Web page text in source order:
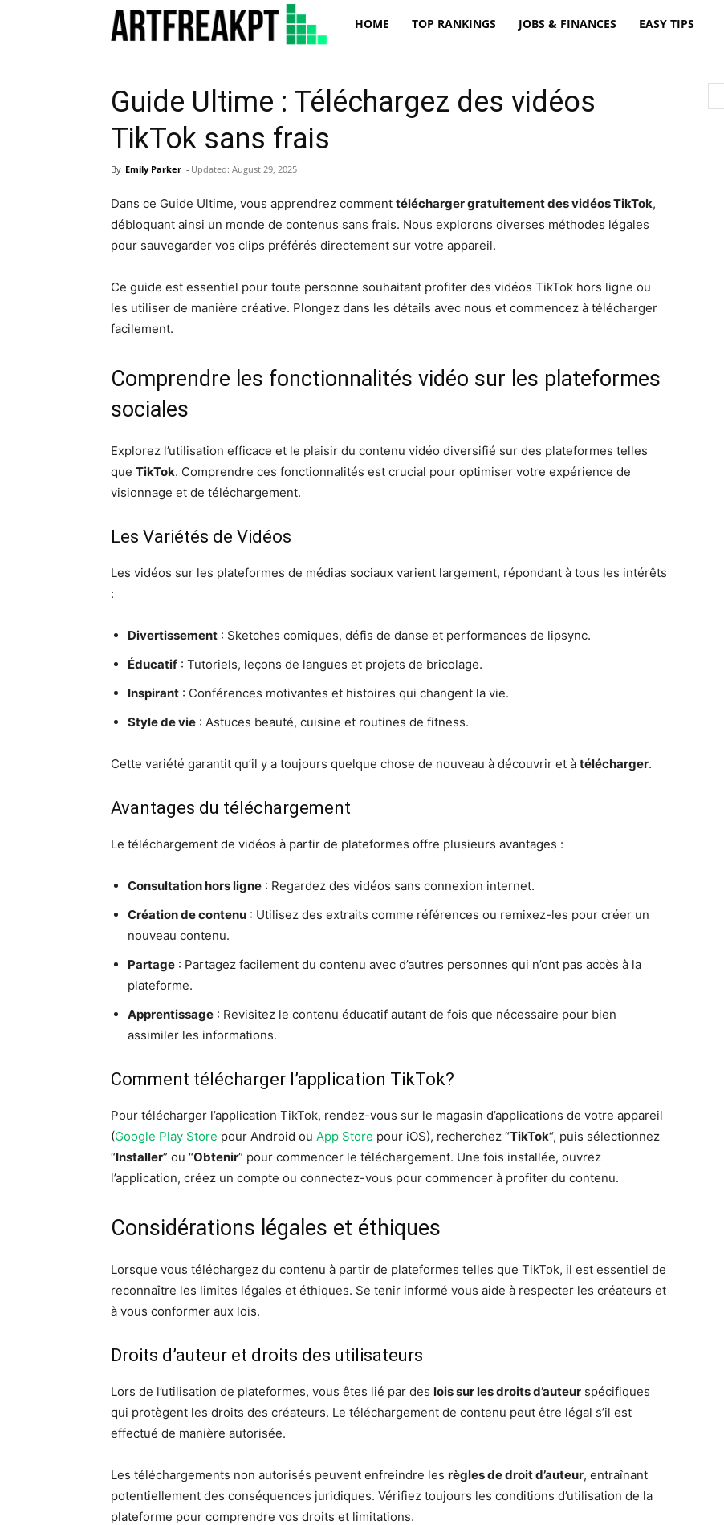
Artfreatpt
HOME TOP RANKINGS JOBS & FINANCES EASY TIPS
Guide Ultime : Téléchargez des vidéos
TikTok sans frais
By Emily Parker - Updated: August 29, 2025
Dans ce Guide Ultime, vous apprendrez comment télécharger gratuitement des vidéos TikTok,
débloquant ainsi un monde de contenus sans frais. Nous explorons diverses méthodes légales
pour sauvegarder vos clips préférés directement sur votre appareil.
Ce guide est essentiel pour toute personne souhaitant profiter des vidéos TikTok hors ligne ou
les utiliser de manière créative. Plongez dans les détails avec nous et commencez à télécharger
facilement.
Comprendre les fonctionnalités vidéo sur les plateformes
sociales
Explorez l’utilisation efficace et le plaisir du contenu vidéo diversifié sur des plateformes telles
que TikTok. Comprendre ces fonctionnalités est crucial pour optimiser votre expérience de
visionnage et de téléchargement.
Les Variétés de Vidéos
Les vidéos sur les plateformes de médias sociaux varient largement, répondant à tous les intérêts
:
Divertissement : Sketches comiques, défis de danse et performances de lipsync.
Éducatif : Tutoriels, leçons de langues et projets de bricolage.
Inspirant : Conférences motivantes et histoires qui changent la vie.
Style de vie : Astuces beauté, cuisine et routines de fitness.
Cette variété garantit qu’il y a toujours quelque chose de nouveau à découvrir et à télécharger.
Avantages du téléchargement
Le téléchargement de vidéos à partir de plateformes offre plusieurs avantages :
Consultation hors ligne : Regardez des vidéos sans connexion internet.
Création de contenu : Utilisez des extraits comme références ou remixez-les pour créer un
nouveau contenu.
Partage : Partagez facilement du contenu avec d’autres personnes qui n’ont pas accès à la
plateforme.
Apprentissage : Revisitez le contenu éducatif autant de fois que nécessaire pour bien
assimiler les informations.
Comment télécharger l’application TikTok?
Pour télécharger l’application TikTok, rendez-vous sur le magasin d’applications de votre appareil
(Google Play Store pour Android ou App Store pour iOS), recherchez “TikTok“, puis sélectionnez
“Installer” ou “Obtenir” pour commencer le téléchargement. Une fois installée, ouvrez
l’application, créez un compte ou connectez-vous pour commencer à profiter du contenu.
Considérations légales et éthiques
Lorsque vous téléchargez du contenu à partir de plateformes telles que TikTok, il est essentiel de
reconnaître les limites légales et éthiques. Se tenir informé vous aide à respecter les créateurs et
à vous conformer aux lois.
Droits d’auteur et droits des utilisateurs
Lors de l’utilisation de plateformes, vous êtes lié par des lois sur les droits d’auteur spécifiques
qui protègent les droits des créateurs. Le téléchargement de contenu peut être légal s’il est
effectué de manière autorisée.
Les téléchargements non autorisés peuvent enfreindre les règles de droit d’auteur, entraînant
potentiellement des conséquences juridiques. Vérifiez toujours les conditions d’utilisation de la
plateforme pour comprendre vos droits et limitations.